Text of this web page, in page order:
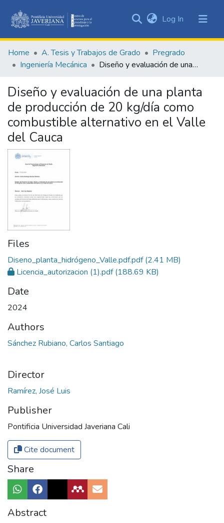
&
Collections
Statistics
Log In (current)
Home A. Tesis y Trabajos de Grado
Pregrado
Ingeniería Mecánica
Diseño y evaluación de una planta de producción de 20 kg/día como combustible alternativo en el Valle del Cauca
Diseño y evaluación de una planta
de producción de 20 kg/día como
combustible alternativo en el Valle
del Cauca
Files
Diseno_planta_hidrógeno_Valle.pdf.pdf(2.41 MB)
Licencia_autorizacion (1).pdf(188.69 KB)
Date
2024
Authors
Sánchez Rubiano, Carlos Santiago
Director
Ramírez, José Luis
Publisher
Pontificia Universidad Javeriana Cali
Cite document
Share
Abstract